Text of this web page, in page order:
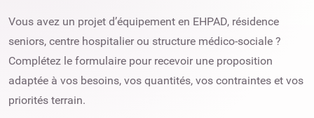
Vous avez un projet d’équipement en EHPAD, résidence
seniors, centre hospitalier ou structure médico-sociale ?
Complétez le formulaire pour recevoir une proposition
adaptée à vos besoins, vos quantités, vos contraintes et vos
priorités terrain.